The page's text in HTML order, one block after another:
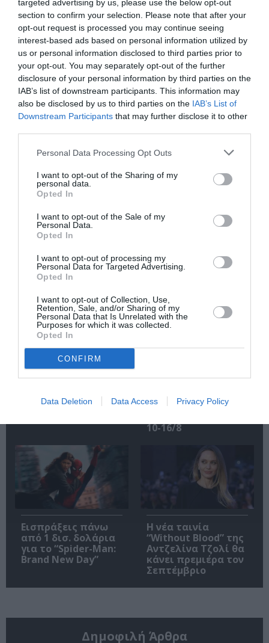
targeted advertising by us, please use the below opt-out
section to confirm your selection. Please note that after your
opt-out request is processed you may continue seeing
interest-based ads based on personal information utilized by
us or personal information disclosed to third parties prior to
your opt-out. You may separately opt-out of the further
disclosure of your personal information by third parties on the
IAB’s list of downstream participants. This information may
also be disclosed by us to third parties on the IAB’s List of
Downstream Participants that may further disclose it to other
Personal Data Processing Opt Outs
I want to opt-out of the Sharing of my
personal data.
Opted In
I want to opt-out of the Sale of my
Personal Data.
Opted In
I want to opt-out of processing my
Personal Data for Targeted Advertising.
Opted In
I want to opt-out of Collection, Use,
Retention, Sale, and/or Sharing of my
Personal Data that Is Unrelated with the
Purposes for which it was collected.
Opted In
CONFIRM
Data Deletion Data Access Privacy Policy
Tags
ΕΛΛΗΝΙΚΕΣ ΤΑΙΝΙΕΣ
ΞΕΝΕΣ ΤΑΙΝΙΕΣ
ΠΑΝΕΛΛΗΝΙΑ ΕΝΩΣΗ ΚΡΙΤΙΚΩΝ ΚΙΝΗΜΑΤΟΓΡΑΦΟΥ (Π.Ε.Κ.Κ.)
Newsletter
Κάθε βδομάδα στο e-mail σας τα τελευταία νέα για
την Τέχνη και τον Πολιτισμό!
Σχετικά Άρθρα
Η Μισέλ Φάιφερ
αποκάλυψε ότι δεν
πρωταγωνιστήσει
ποτέ ξανά σε ταινία
Δημοτικό
Κινηματογράφο
10-16/8
Εισπράξεις πάνω
από 1 δισ. δολάρια
για το “Spider-Man:
Brand New Day”
Η νέα ταινία
“Without Blood” της
Αντζελίνα Τζολί θα
κάνει πρεμιέρα τον
Σεπτέμβριο
Δημοφιλή Άρθρα